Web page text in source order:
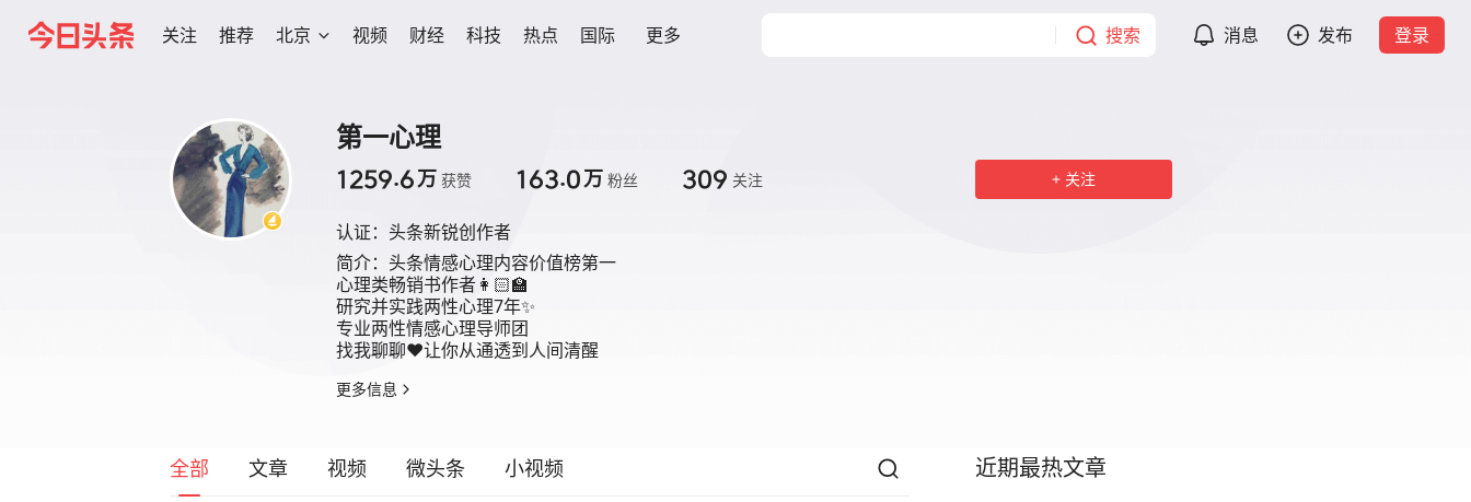
关注 推荐 北京 视频 财经 科技 热点 国际 更多 搜索 消息 发布 登录
第一心理
1259.6万 获赞 163.0万 粉丝 309 关注
认证： 头条新锐创作者
简介： 头条情感心理内容价值榜第一
心理类畅销书作者👩🏻‍🏫
研究并实践两性心理7年✨
专业两性情感心理导师团
找我聊聊❤️让你从通透到人间清醒
更多信息
关注
全部 文章 视频 微头条 小视频 近期最热文章